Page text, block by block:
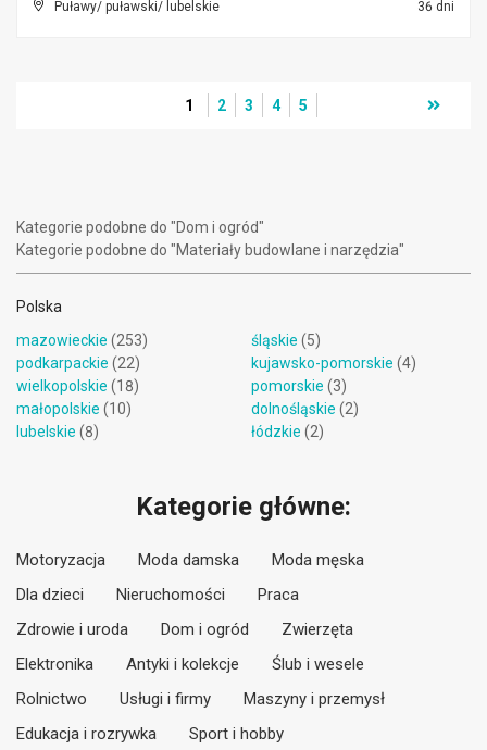
Puławy/ puławski/ lubelskie 36 dni
1 2 3 4 5
Kategorie podobne do "Dom i ogród"
Kategorie podobne do "Materiały budowlane i narzędzia"
Polska
mazowieckie (253)
podkarpackie (22)
wielkopolskie (18)
małopolskie (10)
lubelskie (8)
śląskie (5)
kujawsko-pomorskie (4)
pomorskie (3)
dolnośląskie (2)
łódzkie (2)
Kategorie główne:
Motoryzacja Moda damska
Moda męska
Dla dzieci
Nieruchomości
Praca
Zdrowie i uroda
Dom i ogród
Zwierzęta
Elektronika
Antyki i kolekcje
Ślub i wesele
Rolnictwo
Usługi i firmy
Maszyny i przemysł
Edukacja i rozrywka
Sport i hobby